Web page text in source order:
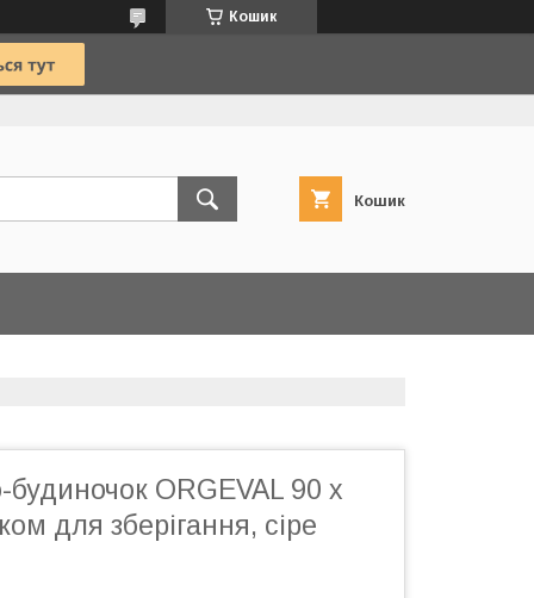
Кошик
Кошик
ORGEVAL 90 x
для зберігання, сіре